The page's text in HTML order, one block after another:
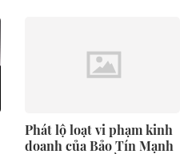
Phát lộ loạt vi phạm kinh
doanh của Bảo Tín Mạnh